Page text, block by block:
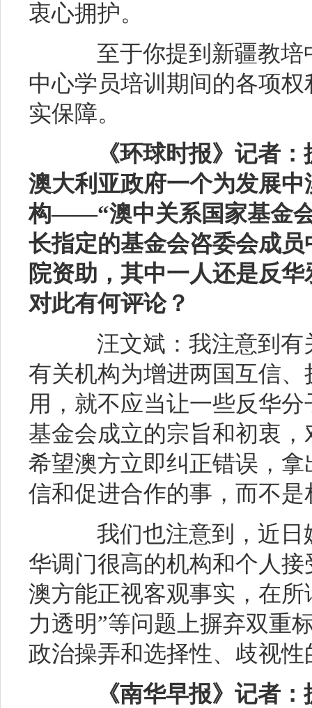
衷心拥护。
至于你提到新疆教培
中心学员培训期间的各项
实保障。
《环球时报》记者
澳大利亚政府一个为发展
构——“澳中关系国家基金
长指定的基金会咨委会成
院资助，其中一人还是反
对此有何评论？
汪文斌：我注意到有
有关机构为增进两国互信
用，就不应当让一些反华
基金会成立的宗旨和初衷
希望澳方立即纠正错误，
信和促进合作的事，而不是
我们也注意到，近日
华调门很高的机构和个人
澳方能正视客观事实，在
力透明”等问题上摒弃双重
政治操弄和选择性、歧视性
《南华早报》记者